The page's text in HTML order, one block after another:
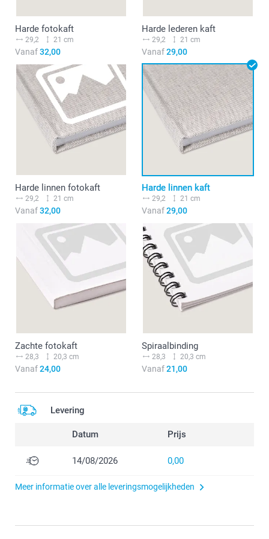
Harde fotokaft
29,2 21 cm
Vanaf32,00
Harde lederen kaft
29,2 21 cm
Vanaf29,00
Harde linnen fotokaft
29,2 21 cm
Vanaf32,00
Harde linnen kaft
29,2 21 cm
Vanaf29,00
Zachte fotokaft
28,3 20,3 cm
Vanaf24,00
Spiraalbinding
28,3 20,3 cm
Vanaf21,00
Levering
Datum Prijs
14/08/2026 0,00
Meer informatie over alle leveringsmogelijkheden